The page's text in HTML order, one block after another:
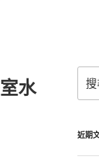
水
尋
關
字:
近期